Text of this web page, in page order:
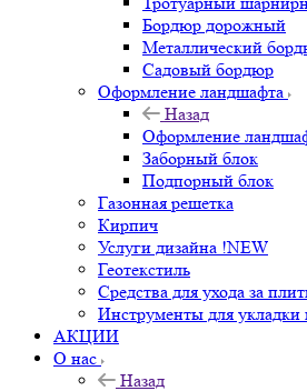
Бордюр дорожный
Металлический
Садовый бордюр
Оформление ландшафта
Назад
Оформление
Заборный блок
Подпорный блок
Газонная решетка
Кирпич
Услуги дизайна !NEW
Геотекстиль
Средства для ухода за
Инструменты для укладки
АКЦИИ
О нас
Назад